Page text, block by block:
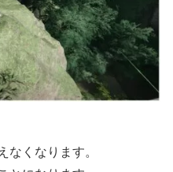
なくなります。